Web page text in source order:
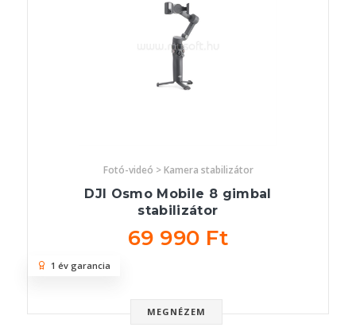
Fotó-videó > Kamera stabilizátor
DJI Osmo Mobile 8 gimbal
stabilizátor
69 990 Ft
MEGNÉZEM
1 év garancia